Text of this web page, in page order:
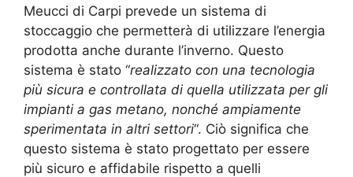
Meucci di Carpi prevede un sistema di
stoccaggio che permetterà di utilizzare l’energia
prodotta anche durante l’inverno. Questo
sistema è stato “realizzato con una tecnologia
più sicura e controllata di quella utilizzata per gli
impianti a gas metano, nonché ampiamente
sperimentata in altri settori“. Ciò significa che
questo sistema è stato progettato per essere
più sicuro e affidabile rispetto a quelli